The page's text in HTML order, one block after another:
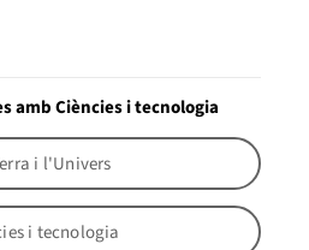
amb Ciències i tecnologia
i l'Univers
i tecnologia